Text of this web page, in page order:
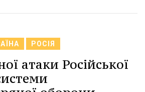
РОСІЯ
атаки Російської